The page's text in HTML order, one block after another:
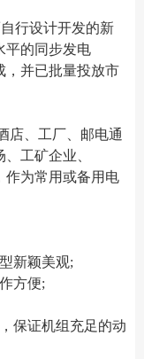
行设计开发的新
平的同步发电
，并已批量投放市
、工厂、邮电通
工矿企业、
作为常用或备用电
新颖美观;
方便;
保证机组充足的动